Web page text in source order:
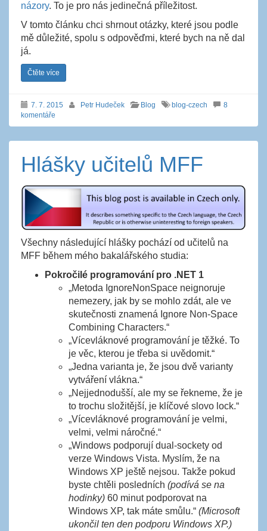
názory. To je pro nás jedinečná příležitost.
V tomto článku chci shrnout otázky, které jsou podle
mě důležité, spolu s odpověďmi, které bych na ně dal
já.
Čtěte více
7. 7. 2015 Petr Hudeček Blog blog-czech
8
komentáře
Hlášky učitelů MFF
Všechny následující hlášky pochází od učitelů na
MFF během mého bakalářského studia:
Pokročilé programování pro .NET 1
„Metoda IgnoreNonSpace neignoruje
nemezery, jak by se mohlo zdát, ale ve
skutečnosti znamená Ignore Non-Space
Combining Characters.“
„Vícevláknové programování je těžké. To
je věc, kterou je třeba si uvědomit.“
„Jedna varianta je, že jsou dvě varianty
vytváření vlákna.“
„Nejjednodušší, ale my se řekneme, že je
to trochu složitější, je klíčové slovo lock.“
„Vícevláknové programování je velmi,
velmi, velmi náročné.“
„Windows podporují dual-sockety od
verze Windows Vista. Myslím, že na
Windows XP ještě nejsou. Takže pokud
byste chtěli posledních (podívá se na
hodinky) 60 minut podporovat na
Windows XP, tak máte smůlu.“ (Microsoft
ukončil ten den podporu Windows XP.)